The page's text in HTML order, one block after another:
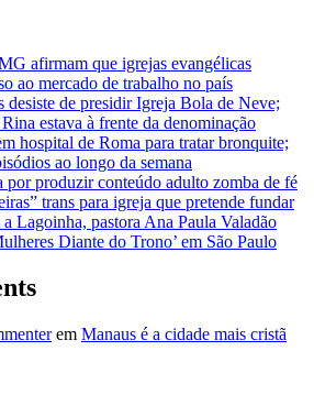
afirmam que igrejas evangélicas
ao mercado de trabalho no país
desiste de presidir Igreja Bola de Neve;
estava à frente da denominação
hospital de Roma para tratar bronquite;
ao longo da semana
por produzir conteúdo adulto zomba de fé
trans para igreja que pretende fundar
Lagoinha, pastora Ana Paula Valadão
Diante do Trono’ em São Paulo
em Manaus é a cidade mais cristã